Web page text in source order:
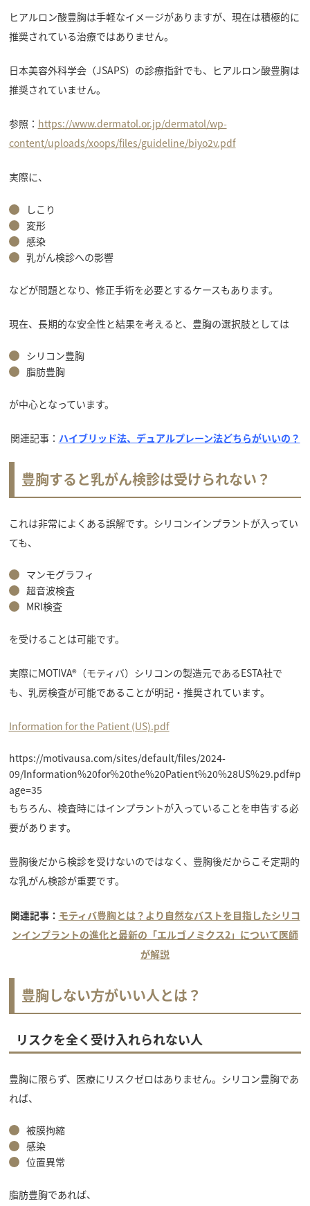
ヒアルロン酸豊胸は手軽なイメージがありますが、現在は積極的に
推奨されている治療ではありません。
日本美容外科学会（JSAPS）の診療指針でも、ヒアルロン酸豊胸は
推奨されていません。
参照： https://www.dermatol.or.jp/dermatol/wp-
content/uploads/xoops/files/guideline/biyo2v.pdf
実際に、
しこり
変形
感染
乳がん検診への影響
などが問題となり、修正手術を必要とするケースもあります。
現在、長期的な安全性と結果を考えると、豊胸の選択肢としては
シリコン豊胸
脂肪豊胸
が中心となっています。
関連記事： ハイブリッド法、デュアルプレーン法どちらがいいの？
豊胸すると乳がん検診は受けられない？
これは非常によくある誤解です。シリコンインプラントが入ってい
ても、
マンモグラフィ
超音波検査
MRI検査
を受けることは可能です。
実際にMOTIVA®（モティバ）シリコンの製造元であるESTA社で
も、乳房検査が可能であることが明記・推奨されています。
Information for the Patient (US).pdf
https://motivausa.com/sites/default/files/2024-
09/Information%20for%20the%20Patient%20%28US%29.pdf#p
age=35
もちろん、検査時にはインプラントが入っていることを申告する必
要があります。
豊胸後だから検診を受けないのではなく、豊胸後だからこそ定期的
な乳がん検診が重要です。
関連記事： モティバ豊胸とは？より自然なバストを目指したシリコ
ンインプラントの進化と最新の「エルゴノミクス2」について医師
が解説
豊胸しない方がいい人とは？
リスクを全く受け入れられない人
豊胸に限らず、医療にリスクゼロはありません。シリコン豊胸であ
れば、
被膜拘縮
感染
位置異常
脂肪豊胸であれば、